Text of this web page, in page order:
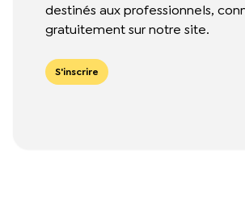
destinés aux professionnels,
gratuitement sur notre site.
S'inscrire